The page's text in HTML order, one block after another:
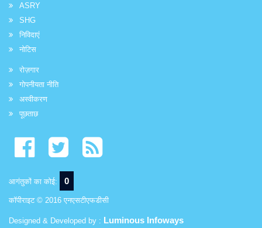
ASRY
SHG
निविदाएं
नोटिस
रोज़गार
गोपनीयता नीति
अस्वीकरण
पूछताछ
आगंतुकों का कोई: 0
कॉपीराइट © 2016 एनएसटीएफडीसी
Designed & Developed by : Luminous Infoways